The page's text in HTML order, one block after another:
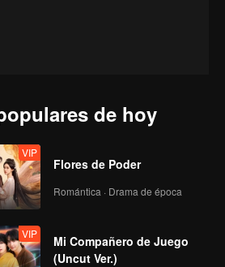
de hoy
VIP
Flores de Poder
Romántica · Drama de época
VIP
Mi Compañero de Juego
(Uncut Ver.)